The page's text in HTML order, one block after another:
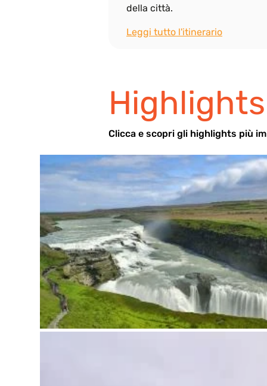
della città.
Leggi tutto l'itinerario
Clicca e scopri gli highlights più